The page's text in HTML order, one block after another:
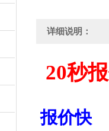
详细说明：
20秒
报价快